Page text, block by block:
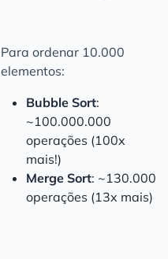
Para ordenar 10.000
elementos:
Bubble Sort:
~100.000.000
operações (100x
mais!)
Merge Sort: ~130.000
operações (13x mais)